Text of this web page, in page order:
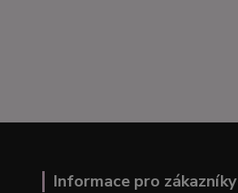
Informace pro zákazníky